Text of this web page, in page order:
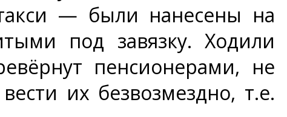
— были нанесены на
под завязку. Ходили
пенсионерами, не
их безвозмездно, т.е.